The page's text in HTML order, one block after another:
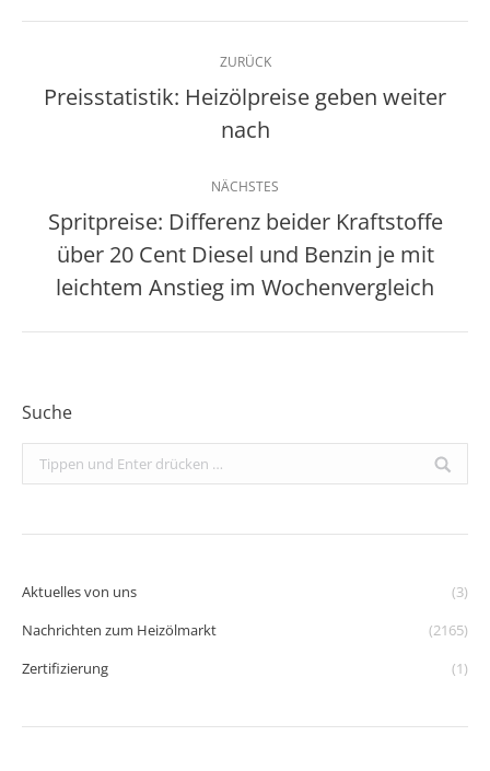
Kommentarnavigation
ZURÜCK
Vorheriger
Beitrag:
Preisstatistik: Heizölpreise geben weiter
nach
NÄCHSTES
Nächster
Beitrag:
Spritpreise: Differenz beider Kraftstoffe
über 20 Cent Diesel und Benzin je mit
leichtem Anstieg im Wochenvergleich
Suche
Search:
Aktuelles von uns
(3)
Nachrichten zum Heizölmarkt
(2165)
Zertifizierung
(1)